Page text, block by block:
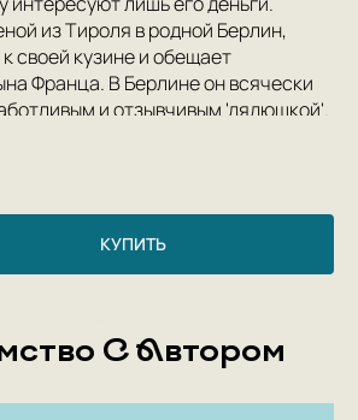
из Тироля в родной Берлин,
своей кузине и обещает
Франца. В Берлине он всячески
и отзывчивым 'дядюшкой'.
провинциальный юноша
в роскошную Марту, а та
фабуле бульварного
Набоков создает сложное
социальное и философское
КУПИТЬ
С Автором